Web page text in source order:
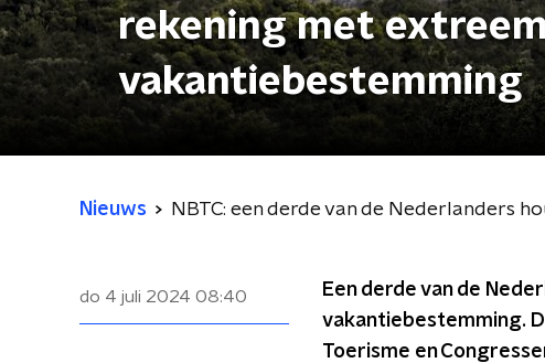
rekening met
vakantiebestemming
Nieuws NBTC: een derde van de Nederlanders
do 4 juli 2024 08:40
Een derde van de
vakantiebestemming.
Toerisme en